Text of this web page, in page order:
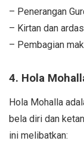
– Penerangan
– Kirtan dan
– Pembagian
4. Hola
Hola Mohalla
bela diri dan
ini melibatkan: